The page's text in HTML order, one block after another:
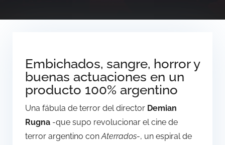
Embichados, sangre, horror y
buenas actuaciones en un
producto 100% argentino
Una fábula de terror del director Demian
Rugna -que supo revolucionar el cine de
terror argentino conAterrados-, un espiral de